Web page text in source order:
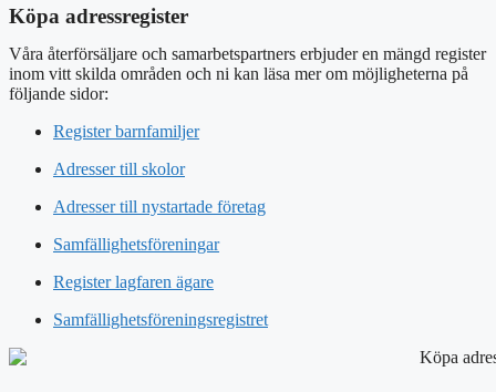
Köpa adressregister
Våra återförsäljare och samarbetspartners erbjuder en mängd register
inom vitt skilda områden och ni kan läsa mer om möjligheterna på
följande sidor:
Register barnfamiljer
Adresser till skolor
Adresser till nystartade företag
Samfällighetsföreningar
Register lagfaren ägare
Samfällighetsföreningsregistret